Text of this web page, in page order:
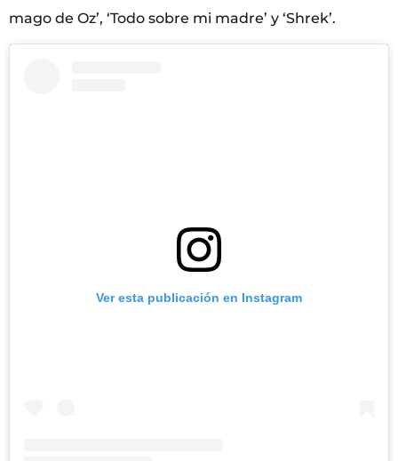
mago de Oz’, ‘Todo sobre mi madre’ y ‘Shrek’.
Ver esta publicación en Instagram